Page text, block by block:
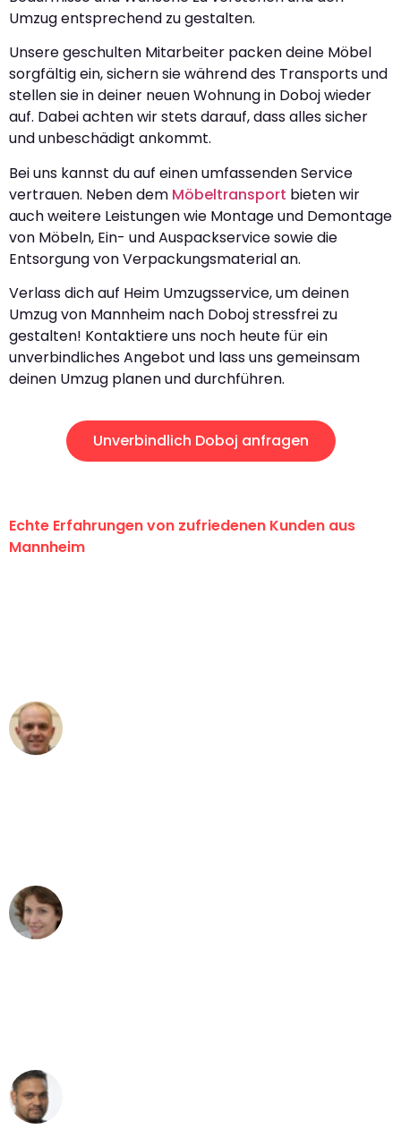
Umzug entsprechend zu gestalten.
Unsere geschulten Mitarbeiter packen deine Möbel
sorgfältig ein, sichern sie während des Transports und
stellen sie in deiner neuen Wohnung in Doboj wieder
auf. Dabei achten wir stets darauf, dass alles sicher
und unbeschädigt ankommt.
Bei uns kannst du auf einen umfassenden Service
vertrauen. Neben dem Möbeltransport bieten wir
auch weitere Leistungen wie Montage und Demontage
von Möbeln, Ein- und Auspackservice sowie die
Entsorgung von Verpackungsmaterial an.
Verlass dich auf Heim Umzugsservice, um deinen
Umzug von Mannheim nach Doboj stressfrei zu
gestalten! Kontaktiere uns noch heute für ein
unverbindliches Angebot und lass uns gemeinsam
deinen Umzug planen und durchführen.
Unverbindlich Doboj anfragen
Echte Erfahrungen von zufriedenen Kunden aus
Mannheim